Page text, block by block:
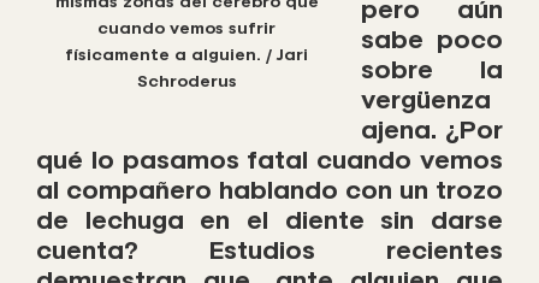
cuando vemos sufrir
físicamente a alguien. / Jari
Schroderus
pero aún
sabe poco
sobre la
vergüenza
ajena. ¿Por
qué lo pasamos fatal cuando vemos
al compañero hablando con un trozo
de lechuga en el diente sin darse
cuenta? Estudios recientes